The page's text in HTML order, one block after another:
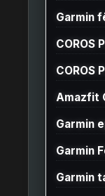
Garmin
COROS
COROS
Amazfit
Garmin
Garmin
Garmin